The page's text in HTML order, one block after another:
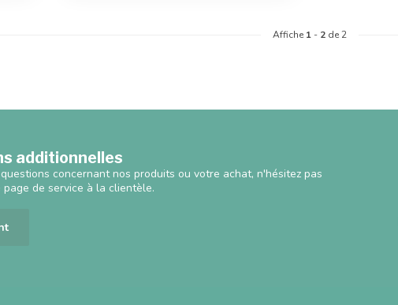
Affiche 1 - 2 de 2
additionnelles
concernant nos produits ou votre achat, n'hésitez pas
de service à la clientèle.